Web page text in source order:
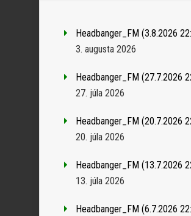
Headbanger_FM (3.8.2026
3. augusta 2026
Headbanger_FM (27.7.2026
27. júla 2026
Headbanger_FM (20.7.2026
20. júla 2026
Headbanger_FM (13.7.2026
13. júla 2026
Headbanger_FM (6.7.2026